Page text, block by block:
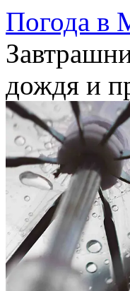
Погода в
дождя и